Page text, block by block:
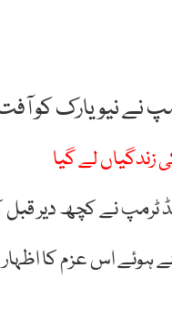
نے نیویارک کو
ٹرمپ نے کچھ دیر
ہوئے اس عزم کا